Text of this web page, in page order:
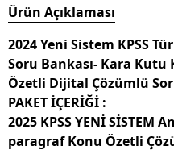
Ürün Açıklaması
2024 Yeni Sistem KPSS
Soru Bankası- Kara Kutu
Özetli Dijital Çözümlü
PAKET İÇERİĞİ :
2025 KPSS YENİ SİSTEM
paragraf Konu Özetli